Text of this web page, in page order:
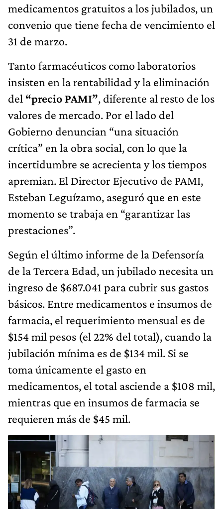
medicamentos gratuitos a los jubilados, un
convenio que tiene fecha de vencimiento el
31 de marzo.
Tanto farmacéuticos como laboratorios
insisten en la rentabilidad y la eliminación
del “precio PAMI”, diferente al resto de los
valores de mercado. Por el lado del
Gobierno denuncian “una situación
crítica” en la obra social, con lo que la
incertidumbre se acrecienta y los tiempos
apremian. El Director Ejecutivo de PAMI,
Esteban Leguízamo, aseguró que en este
momento se trabaja en “garantizar las
prestaciones”.
Según el último informe de la Defensoría
de la Tercera Edad, un jubilado necesita un
ingreso de $687.041 para cubrir sus gastos
básicos. Entre medicamentos e insumos de
farmacia, el requerimiento mensual es de
$154 mil pesos (el 22% del total), cuando la
jubilación mínima es de $134 mil. Si se
toma únicamente el gasto en
medicamentos, el total asciende a $108 mil,
mientras que en insumos de farmacia se
requieren más de $45 mil.